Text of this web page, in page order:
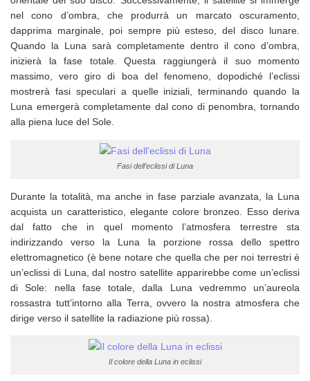
nel cono d’ombra, che produrrà un marcato oscuramento,
dapprima marginale, poi sempre più esteso, del disco lunare.
Quando la Luna sarà completamente dentro il cono d’ombra,
inizierà la fase totale. Questa raggiungerà il suo momento
massimo, vero giro di boa del fenomeno, dopodiché l’eclissi
mostrerà fasi speculari a quelle iniziali, terminando quando la
Luna emergerà completamente dal cono di penombra, tornando
alla piena luce del Sole.
Fasi dell’eclissi di Luna
Durante la totalità, ma anche in fase parziale avanzata, la Luna
acquista un caratteristico, elegante colore bronzeo. Esso deriva
dal fatto che in quel momento l’atmosfera terrestre sta
indirizzando verso la Luna la porzione rossa dello spettro
elettromagnetico (è bene notare che quella che per noi terrestri è
un’eclissi di Luna, dal nostro satellite apparirebbe come un’eclissi
di Sole: nella fase totale, dalla Luna vedremmo un’aureola
rossastra tutt’intorno alla Terra, ovvero la nostra atmosfera che
dirige verso il satellite la radiazione più rossa).
Il colore della Luna in eclissi